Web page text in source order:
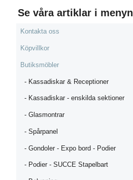
Se våra artiklar i menyn
Kontakta oss
Köpvillkor
Butiksmöbler
- Kassadiskar & Receptioner
- Kassadiskar - enskilda sektioner
- Glasmontrar
- Spårpanel
- Gondoler - Expo bord - Podier
- Podier - SUCCE Stapelbart